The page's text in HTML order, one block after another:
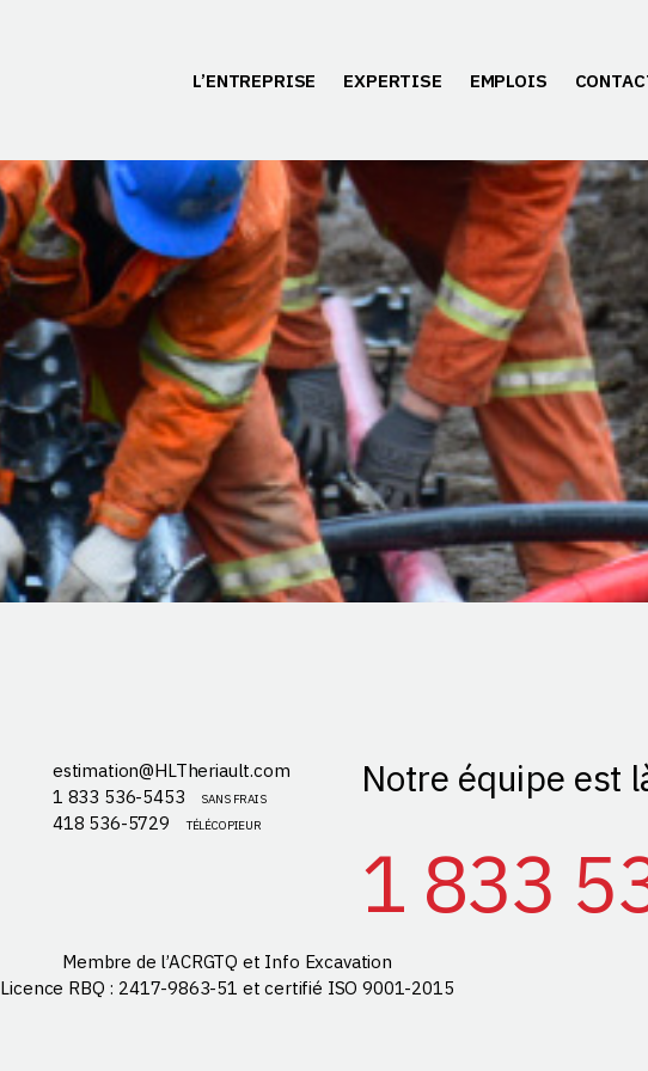
L’ENTREPRISE EXPERTISE EMPLOIS
Notre équipe est
1 833
estimation@HLTheriault.com
1 833 536-5453
SANS FRAIS
418 536-5729 TÉLÉCOPIEUR
Membre de l’ACRGTQ et Info Excavation
Licence RBQ : 2417-9863-51 et certifié ISO 9001-2015